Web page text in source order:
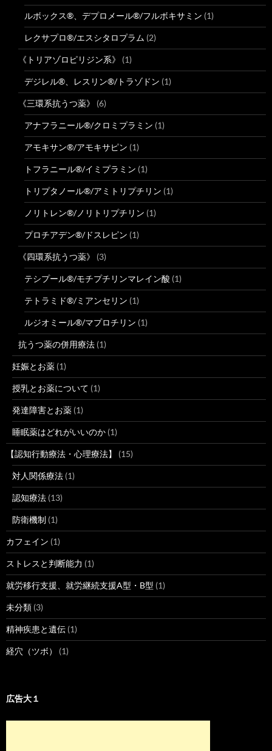
ルボックス®、デプロメール®/フルボキサミン (1)
レクサプロ®/エスシタロプラム (2)
《トリアゾロピリジン系》 (1)
デジレル®、レスリン®/トラゾドン (1)
《三環系抗うつ薬》 (6)
アナフラニール®/クロミプラミン (1)
アモキサン®/アモキサピン (1)
トフラニール®/イミプラミン (1)
トリプタノール®/アミトリプチリン (1)
ノリトレン®/ノリトリプチリン (1)
プロチアデン®/ドスレピン (1)
《四環系抗うつ薬》 (3)
テシプール®/モチプチリンマレイン酸 (1)
テトラミド®/ミアンセリン (1)
ルジオミール®/マプロチリン (1)
抗うつ薬の併用療法 (1)
妊娠とお薬 (1)
授乳とお薬について (1)
発達障害とお薬 (1)
睡眠薬はどれがいいのか (1)
【認知行動療法・心理療法】 (15)
対人関係療法 (1)
認知療法 (13)
防衛機制 (1)
カフェイン (1)
ストレスと判断能力 (1)
就労移行支援、就労継続支援A型・B型 (1)
未分類 (3)
精神疾患と遺伝 (1)
経穴（ツボ） (1)
広告大１